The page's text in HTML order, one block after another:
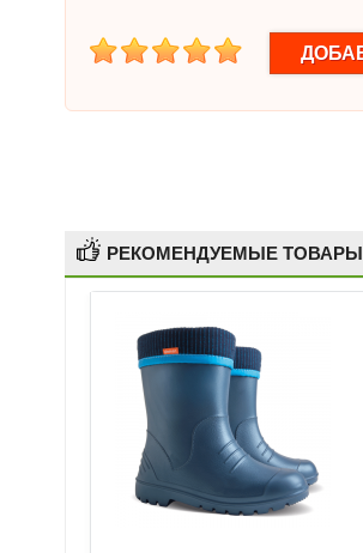
1 2 3 4 5
РЕКОМЕНДУЕМЫЕ ТОВАРЫ